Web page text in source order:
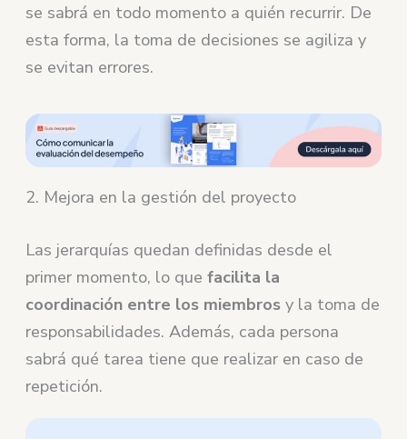
se sabrá en todo momento a quién recurrir. De
esta forma, la toma de decisiones se agiliza y
se evitan errores.
2. Mejora en la gestión del proyecto
Las jerarquías quedan definidas desde el
primer momento, lo quefacilita la
coordinación entre los miembros y la toma de
responsabilidades. Además, cada persona
sabrá qué tarea tiene que realizar en caso de
repetición.